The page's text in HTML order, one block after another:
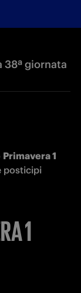
38ª giornata
Primavera 1
posticipi
1